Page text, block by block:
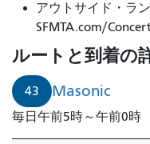
アウトサイド・ラ
SFMTA.com/
ルートと到着の
43 Masonic
毎日午前5時～午前0時